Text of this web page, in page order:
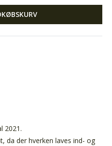
2021.
da der hverken laves ind- og